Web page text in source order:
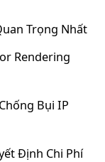
Trọng Nhất
Rendering
Bụi IP
Định Chi Phí